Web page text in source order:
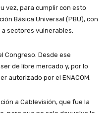
vez, para cumplir con esto
Básica Universal (PBU), con
sectores vulnerables.
Congreso. Desde ese
de libre mercado y, por lo
autorizado por el ENACOM.
a Cablevisión, que fue la